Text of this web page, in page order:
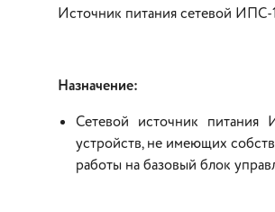
Источник питания сетевой ИПС-
Назначение:
Сетевой источник
устройств, не имеющих
работы на базовый блок